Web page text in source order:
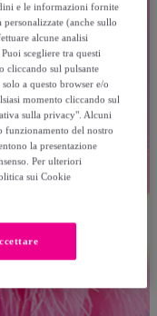
e le informazioni fornite
(anche sullo
alcune analisi
scegliere tra questi
cliccando sul pulsante
a questo browser e/o
momento cliccando sul
sulla privacy". Alcuni
funzionamento del nostro
la presentazione
Per ulteriori
sui Cookie